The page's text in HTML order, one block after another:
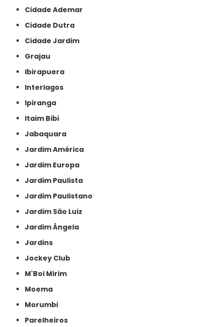
Cidade Ademar
Cidade Dutra
Cidade Jardim
Grajau
Ibirapuera
Interlagos
Ipiranga
Itaim Bibi
Jabaquara
Jardim América
Jardim Europa
Jardim Paulista
Jardim Paulistano
Jardim São Luiz
Jardim Ângela
Jardins
Jockey Club
M'Boi Mirim
Moema
Morumbi
Parelheiros